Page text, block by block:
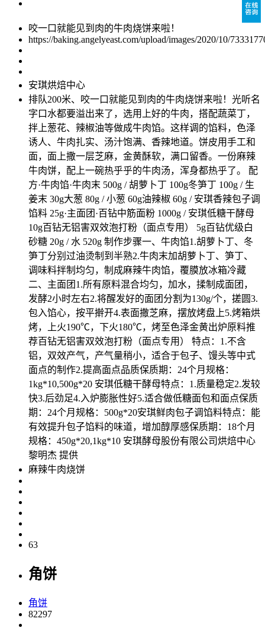
咬一口就能见到肉的牛肉烧饼来啦！
https://baking.angelyeast.com/upload/images/2020/10/
安琪烘焙中心
排队200米、咬一口就能见到肉的牛肉烧饼来啦！光听名
字口水都要溢出来了，选用上好的牛肉，搭配蔬菜丁，
拌上葱花、辣椒油等做成牛肉馅。这样调的馅料，色泽
诱人、牛肉扎实、汤汁饱满、香辣地道。饼皮用手工和
面，面上撒一层芝麻，金黄酥软，满口留香。一份麻辣
牛肉饼，配上一碗热乎乎的牛肉汤，浑身都热乎了。 配
方·牛肉馅·牛肉末 500g / 胡萝卜丁 100g冬笋丁 100g / 生
姜末 30g大葱 80g / 小葱 60g油辣椒 60g / 安琪香辣包子调
馅料 25g·主面团·百钻中筋面粉 1000g / 安琪低糖干酵母
10g百钻无铝害双效泡打粉（面点专用） 5g百钻优级白
砂糖 20g / 水 520g 制作步骤一、牛肉馅1.胡萝卜丁、冬
笋丁分别过油烫制到半熟2.牛肉末加胡萝卜丁、笋丁、
调味料拌制均匀，制成麻辣牛肉馅，覆膜放冰箱冷藏
二、主面团1.所有原料混合均匀，加水，揉制成面团，
发酵2小时左右2.将醒发好的面团分割为130g/个，搓圆3.
包入馅心，按平擀开4.表面撒芝麻，摆放烤盘上5.烤箱烘
烤，上火190℃，下火180℃，烤至色泽金黄出炉原料推
荐百钻无铝害双效泡打粉（面点专用） 特点：1.不含
铝，双效产气，产气量稍小，适合于包子、馒头等中式
面点的制作2.提高面点品质保质期：24个月规格：
1kg*10,500g*20 安琪低糖干酵母特点：1.质量稳定2.发较
快3.后劲足4.入炉膨胀性好5.适合做低糖面包和面点保质
期：24个月规格：500g*20安琪鲜肉包子调馅料特点：能
有效提升包子馅料的味道，增加醇厚感保质期：18个月
规格：450g*20,1kg*10 安琪酵母股份有限公司烘焙中心
黎明杰 提供
麻辣牛肉烧饼
63
​角饼
​角饼
82297